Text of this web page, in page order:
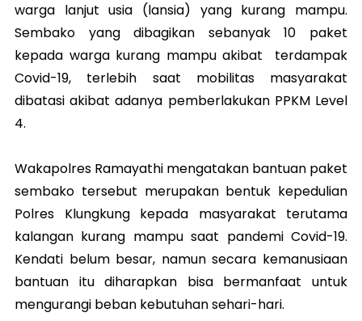
warga lanjut usia (lansia) yang kurang mampu.
Sembako yang dibagikan sebanyak 10 paket
kepada warga kurang mampu akibat terdampak
Covid-19, terlebih saat mobilitas masyarakat
dibatasi akibat adanya pemberlakukan PPKM Level
4.
Wakapolres Ramayathi mengatakan bantuan paket
sembako tersebut merupakan bentuk kepedulian
Polres Klungkung kepada masyarakat terutama
kalangan kurang mampu saat pandemi Covid-19.
Kendati belum besar, namun secara kemanusiaan
bantuan itu diharapkan bisa bermanfaat untuk
mengurangi beban kebutuhan sehari-hari.